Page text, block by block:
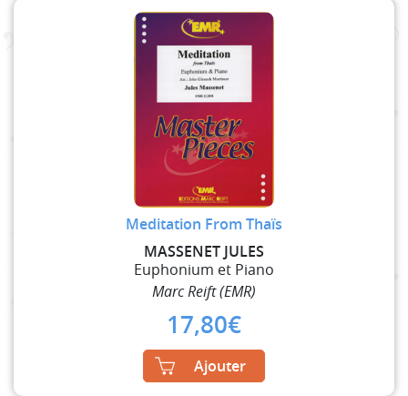
Meditation From Thaïs
MASSENET JULES
Euphonium et Piano
Marc Reift (EMR)
17,80€
Ajouter